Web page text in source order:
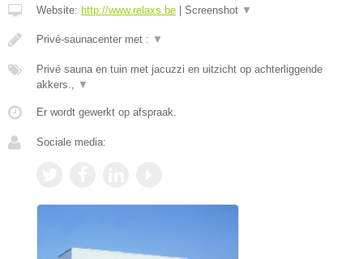
Website: http://www.relaxs.be | Screenshot ▼
Privé-saunacenter met : ▼
Privé sauna en tuin met jacuzzi en uitzicht op achterliggende
akkers.,
▼
Er wordt gewerkt op afspraak.
Sociale media: